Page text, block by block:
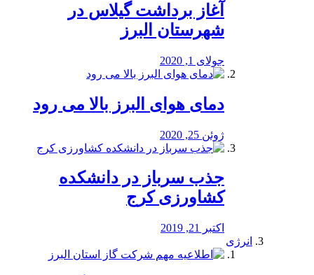
آغاز برداشت گیلاس در
شهرستان البرز
جولای 1, 2020
دمای هوای البرز بالا می رود
ژوئن 25, 2020
جذب سرباز در دانشکده
کشاورزی کرج
اکتبر 21, 2019
انرژی